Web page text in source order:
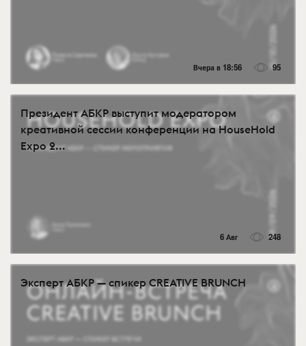
Вчера в 18:56 95
Президент АБКР выступит модератором
креативной сессии конференции на HouseHold
Expo 2...
6 Авг 248
Эксперт АБКР — спикер CREATIVE BRUNCH